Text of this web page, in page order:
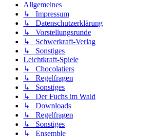
Allgemeines
↳ Impressum
↳ Datenschutzerklärung
↳ Vorstellungsrunde
↳ Schwerkraft-Verlag
↳ Sonstiges
Leichtkraft-Spiele
↳ Chocolatiers
↳ Regelfragen
↳ Sonstiges
↳ Der Fuchs im Wald
↳ Downloads
↳ Regelfragen
↳ Sonstiges
↳ Ensemble